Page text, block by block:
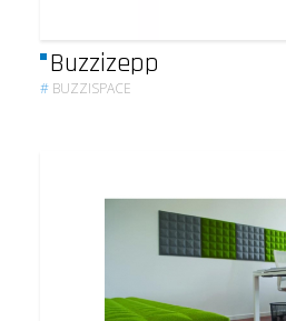
Buzzizepp
# BUZZISPACE